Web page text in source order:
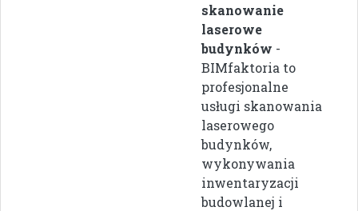
skanowanie
laserowe
budynków -
BIMfaktoria to
profesjonalne
usługi skanowania
laserowego
budynków,
wykonywania
inwentaryzacji
budowlanej i